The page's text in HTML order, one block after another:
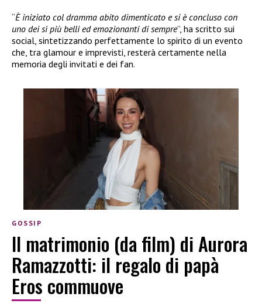
“È iniziato col dramma abito dimenticato e si è concluso con
uno dei sì più belli ed emozionanti di sempre”, ha scritto sui
social, sintetizzando perfettamente lo spirito di un evento
che, tra glamour e imprevisti, resterà certamente nella
memoria degli invitati e dei fan.
GOSSIP
Il matrimonio (da film) di Aurora
Ramazzotti: il regalo di papà
Eros commuove